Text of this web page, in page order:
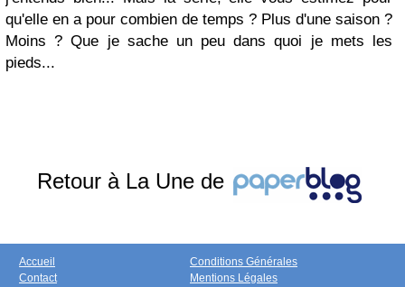
qu'elle en a pour combien de temps ? Plus d'une saison ?
Moins ? Que je sache un peu dans quoi je mets les
pieds...
Retour à La Une de
Accueil
Contact
Conditions Générales
Mentions Légales